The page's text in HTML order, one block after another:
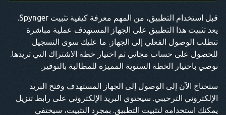
قبل استخدام التطبيق، من المهم معرفة كيفية تثبيت Spynger.
يعد تثبيت هذا التطبيق على الجهاز المستهدف عملية مباشرة
تتطلب الوصول الفعلي إلى الجهاز. ما عليك سوى التسجيل
للحصول على حساب مجاني ثم اختيار خطة الاشتراك التي تريدها.
نوصي باختيار الخطة السنوية المميزة للمطالبة بالتوفير.
ستحتاج الآن إلى الوصول إلى الجهاز المستهدف وفتح البريد
الإلكتروني الترحيبي. سيحتوي البريد الإلكتروني على رابط تنزيل
يمكنك استخدامه لتثبيت التطبيق. بمجرد التثبيت، سيختفي